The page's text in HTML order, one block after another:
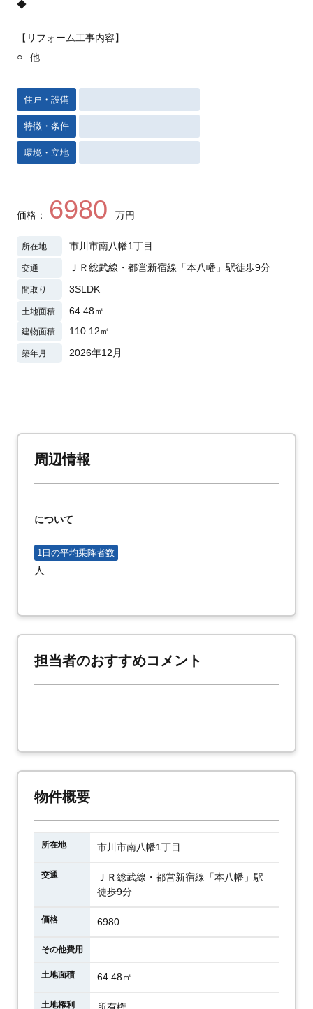
【リフォーム工事内容】
他
住戸・設備
特徴・条件
環境・立地
価格： 6980 万円
所在地 市川市南八幡1丁目
交通 ＪＲ総武線・都営新宿線「本八幡」駅徒歩9分
間取り 3SLDK
土地面積 64.48㎡
建物面積 110.12㎡
築年月 2026年12月
周辺情報
について
1日の平均乗降者数
人
担当者のおすすめコメント
物件概要
所在地 市川市南八幡1丁目
交通
ＪＲ総武線・都営新宿線「本八幡」駅
徒歩9分
価格 6980
その他費用
土地面積 64.48㎡
土地権利